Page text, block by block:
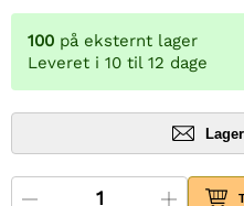
100 på eksternt lager
Leveret i 10 til 12 dage